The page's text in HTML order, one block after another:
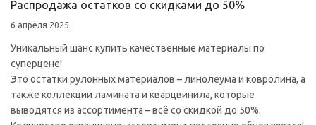
Распродажа остатков со скидками до 50%
6 апреля 2025
Уникальный шанс купить качественные материалы по
суперцене!
Это остатки рулонных материалов – линолеума и ковролина, а
также коллекции ламината и кварцвинила, которые
выводятся из ассортимента – всё со скидкой до 50%.